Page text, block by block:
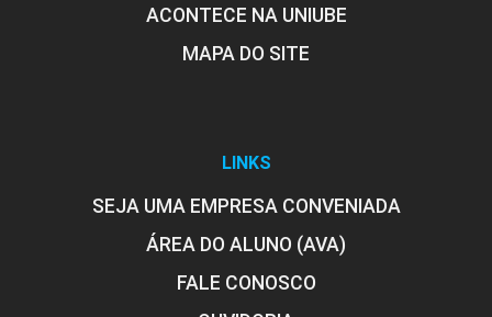
ACONTECE NA UNIUBE
MAPA DO SITE
LINKS
SEJA UMA EMPRESA CONVENIADA
ÁREA DO ALUNO (AVA)
FALE CONOSCO